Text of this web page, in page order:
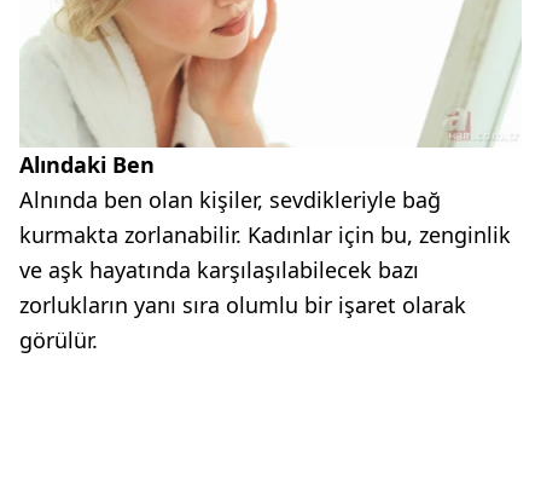
Alındaki Ben
Alnında ben olan kişiler, sevdikleriyle bağ
kurmakta zorlanabilir. Kadınlar için bu, zenginlik
ve aşk hayatında karşılaşılabilecek bazı
zorlukların yanı sıra olumlu bir işaret olarak
görülür.